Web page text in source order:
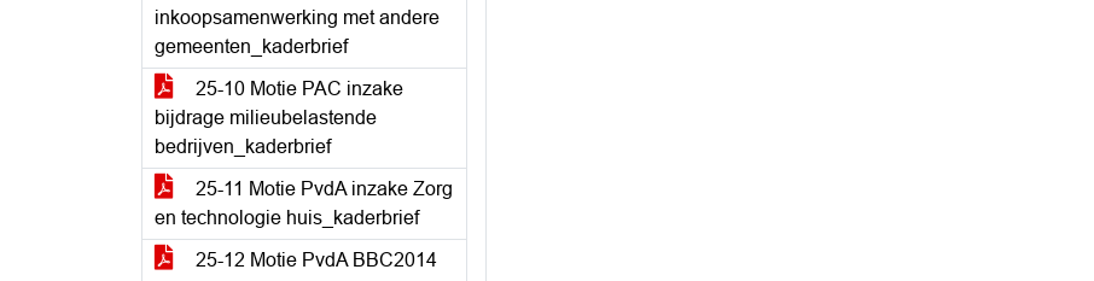
inkoopsamenwerking met andere
gemeenten_kaderbrief
25-10 Motie PAC inzake
bijdrage milieubelastende
bedrijven_kaderbrief
25-11 Motie PvdA inzake Zorg
en technologie huis_kaderbrief
25-12 Motie PvdA BBC2014